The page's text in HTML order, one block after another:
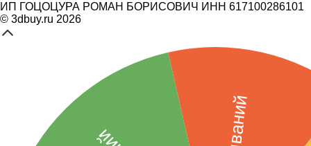
ИП ГОЦОЦУРА РОМАН БОРИСОВИЧ ИНН 617100286101
© 3dbuy.ru 2026